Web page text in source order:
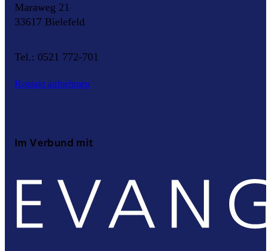
Maraweg 21
33617 Bielefeld
Tel.: 0521 772-701
Kontakt aufnehmen
Im Verbund mit